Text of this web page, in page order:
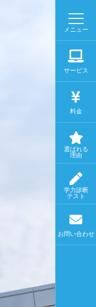
メニュー
サービス
料金
選ばれる
理由
学力診断
テスト
お問い合わせ